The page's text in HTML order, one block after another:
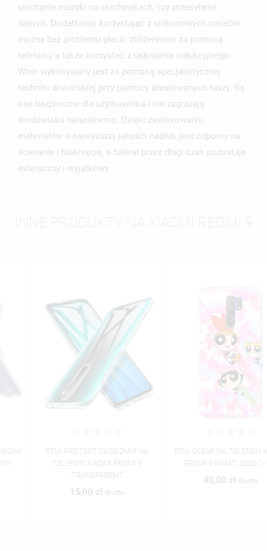
słuchanie muzyki na słuchawkach, czy przesyłanie
danych. Dodatkowo korzystając z silikonowych case’ów
można bez problemu płacić zbliżeniowo za pomocą
telefonu, a także korzystać z ładowania indukcyjnego.
Wzór wykonywany jest za pomocą specjalistycznej
techniki drukarskiej przy pomocy atestowanych tuszy. Są
one bezpieczne dla użytkownika i nie zagrażają
środowisku naturalnemu. Dzięki zastosowaniu
materiałów o najwyższej jakości nadruk jest odporny na
ścieranie i blaknięcie, a futerał przez długi czas pozostaje
estetyczny i wyjątkowy.
INNE PRODUKTY NA XIAOMI REDMI 9
ETUI PROTECT CASE 2MM NA
TELEFON XIAOMI REDMI 9
TRANSPARENT
15,00 zł Brutto
ETUI CLEAR NA TELEFON XIAOMI
REDMI 9 RIMAT_2020-1-101
40,00 złBrutto